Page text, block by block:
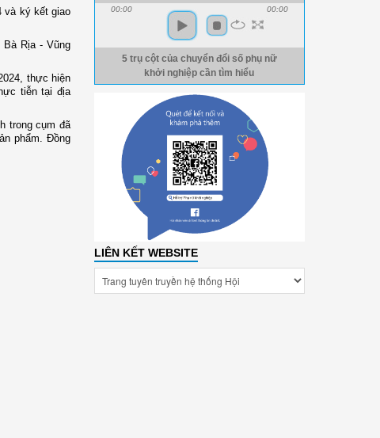
và ký kết giao
Rịa - Vũng
thực hiện
tiễn tại địa
trong cụm đã
phẩm. Đồng
00:00 00:00
5 trụ cột của chuyển đổi số phụ nữ
khởi nghiệp cần tìm hiểu
LIÊN KẾT WEBSITE